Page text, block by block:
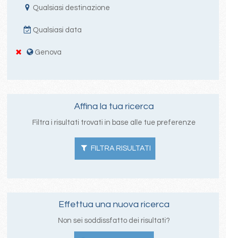
Qualsiasi destinazione
Qualsiasi data
Genova
Affina la tua ricerca
Filtra i risultati trovati in base alle tue preferenze
FILTRA RISULTATI
Effettua una nuova ricerca
Non sei soddissfatto dei risultati?